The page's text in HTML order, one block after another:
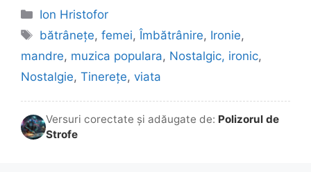
Categorii
Ion Hristofor
Etichete
bătrânețe,femei, Îmbătrânire, Ironie,
mandre, muzica populara, Nostalgic, ironic,
Nostalgie, Tinerețe, viata
Versuri corectate și adăugate de: Polizorul de
Strofe